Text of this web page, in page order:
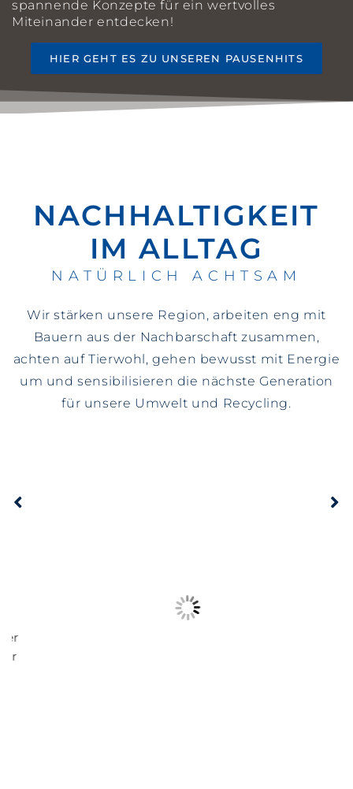
spannende Konzepte für ein wertvolles
Miteinander entdecken!
HIER GEHT ES ZU UNSEREN PAUSENHITS
NACHHALTIGKEIT
IM ALLTAG
NATÜRLICH ACHTSAM
Wir stärken unsere Region, arbeiten eng mit
Bauern aus der Nachbarschaft zusammen,
achten auf Tierwohl, gehen bewusst mit Energie
um und sensibilisieren die nächste Generation
für unsere Umwelt und Recycling.